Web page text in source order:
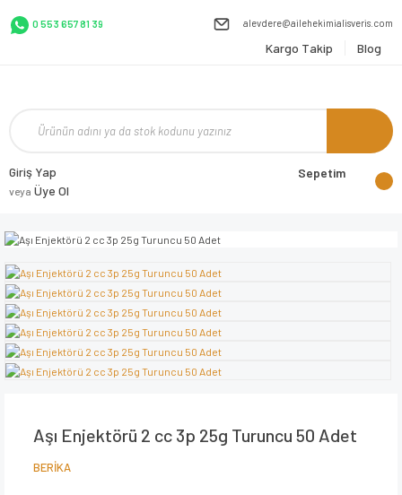
0 553 657 81 39 alevdere@ailehekimialisveris.com
Kargo Takip Blog
Giriş Yap
veya Üye Ol
Sepetim
Aşı Enjektörü 2 cc 3p 25g Turuncu 50 Adet
BERİKA